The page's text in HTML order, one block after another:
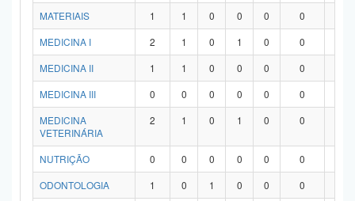
MATERIAIS 1 1 0 0 0 0
MEDICINA I
2 1 0 1 0 0
MEDICINA II
1 1 0 0 0 0
MEDICINA III
0 0 0 0 0 0
MEDICINA
VETERINÁRIA
2 1 0 1 0 0
NUTRIÇÃO 0 0 0 0 0 0
ODONTOLOGIA
1 0 1 0 0 0